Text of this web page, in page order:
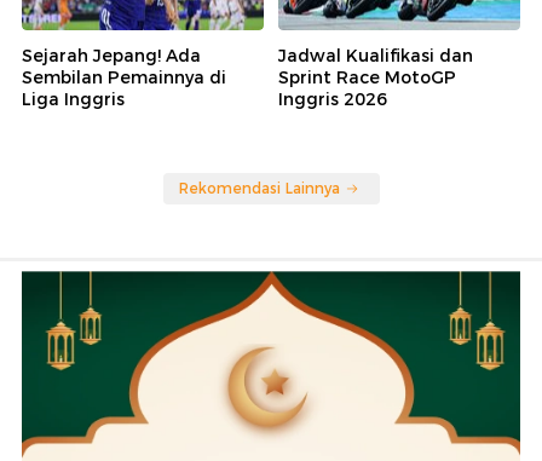
Sejarah Jepang! Ada
Sembilan Pemainnya di
Liga Inggris
Jadwal Kualifikasi dan
Sprint Race MotoGP
Inggris 2026
Rekomendasi Lainnya